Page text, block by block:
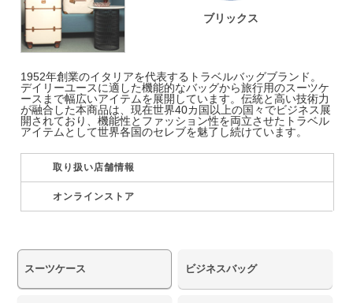
ブリックス
1952年創業のイタリアを代表するトラベルバッグブランド。
デイリーユースに適した機能的なバッグから旅行用のスーツケ
ースまで幅広いアイテムを展開しています。伝統と高い技術力
が融合した本商品は、現在世界40カ国以上の国々でビジネス展
開されており、機能性とファッション性を両立させたトラベル
アイテムとして世界各国のセレブを魅了し続けています。
取り扱い店舗情報
オンラインストア
スーツケース ビジネスバッグ